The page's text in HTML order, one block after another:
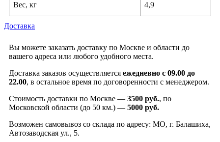
Вес, кг 4,9
Доставка
Вы можете заказать доставку по Москве и области до
вашего адреса или любого удобного места.
Доставка заказов осуществляется ежедневно с 09.00 до
22.00, в остальное время по договоренности с менеджером.
Стоимость доставки по Москве — 3500 руб., по
Московской области (до 50 км.) — 5000 руб.
Возможен самовывоз со склада по адресу: МО, г. Балашиха,
Автозаводская ул., 5.